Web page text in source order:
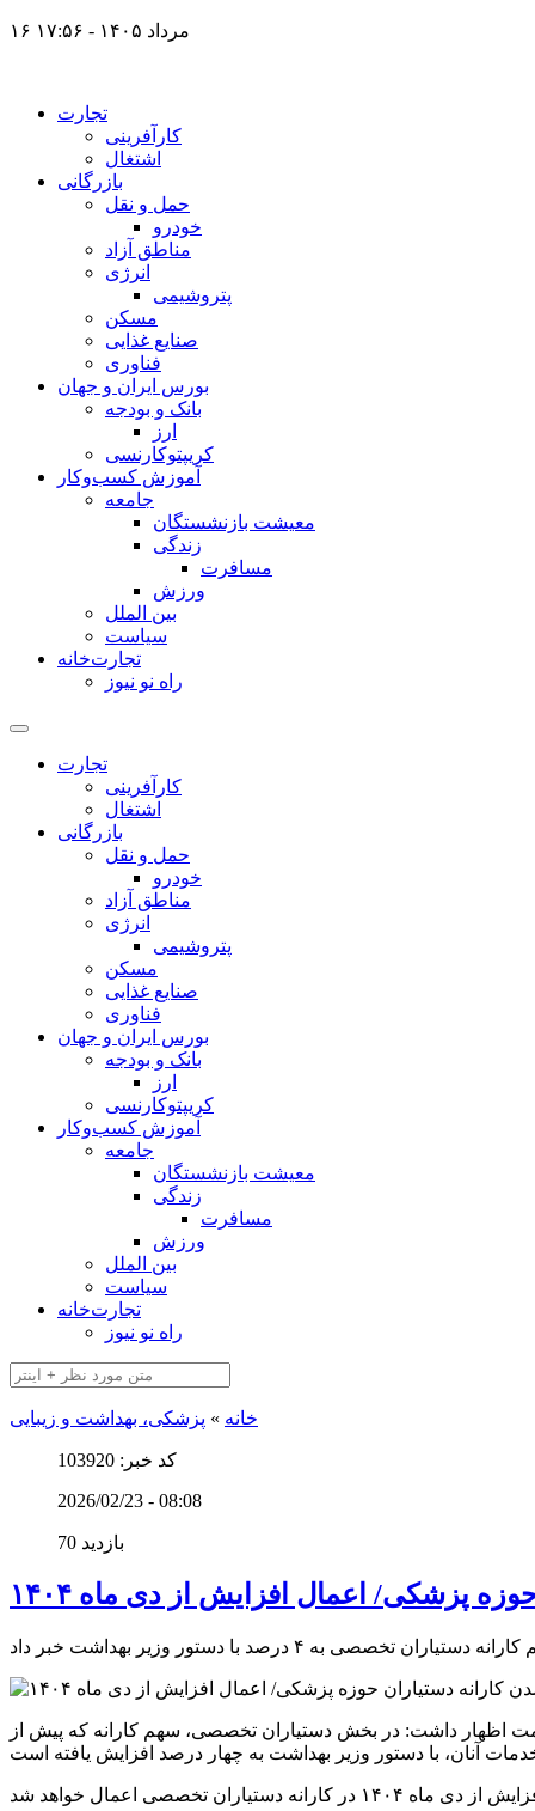
۱۶ مرداد ۱۴۰۵ - ۱۷:۵۶
تجارت
کارآفرینی
اشتغال
بازرگانی
حمل و نقل
خودرو
مناطق آزاد
انرژی
پتروشیمی
مسکن
صنایع غذایی
فناوری
بورس ایران و جهان
بانک و بودجه
ارز
کریپتوکارنسی
آموزش کسب‌وکار
جامعه
معیشت بازنشستگان
زندگی
مسافرت
ورزش
بین الملل
سیاست
تجارت‌خانه
راه نو نیوز
تجارت
کارآفرینی
اشتغال
بازرگانی
حمل و نقل
خودرو
مناطق آزاد
انرژی
پتروشیمی
مسکن
صنایع غذایی
فناوری
بورس ایران و جهان
بانک و بودجه
ارز
کریپتوکارنسی
آموزش کسب‌وکار
جامعه
معیشت بازنشستگان
زندگی
مسافرت
ورزش
بین الملل
سیاست
تجارت‌خانه
راه نو نیوز
خانه » پزشکی، بهداشت و زیبایی
کد خبر: 103920
2026/02/23 - 08:08
70 بازدید
پزشکی/ اعمال افزایش از دی ماه ۱۴۰۴
اظهار داشت: در بخش دستیاران تخصصی، سهم کارانه که پیش از